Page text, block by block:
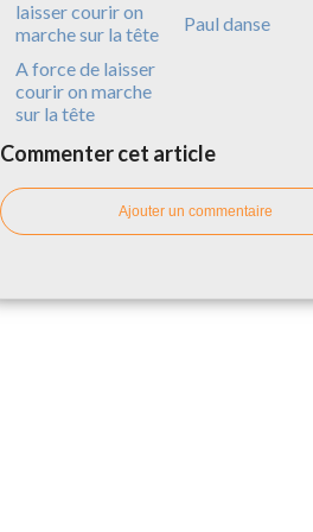
A force de laisser
courir on marche
sur la tête
Paul danse
Commenter cet article
Ajouter un commentaire